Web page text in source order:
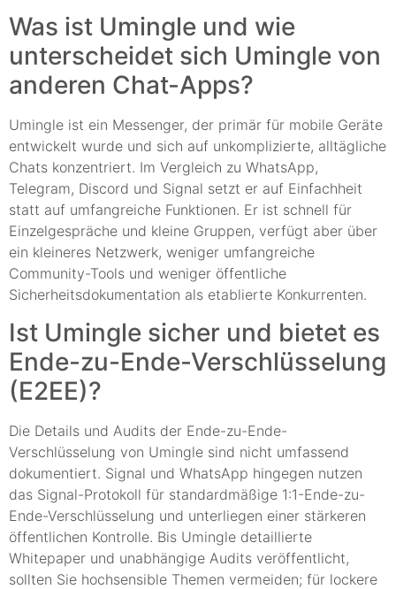
Was ist Umingle und wie
unterscheidet sich Umingle von
anderen Chat-Apps?
Umingle ist ein Messenger, der primär für mobile Geräte
entwickelt wurde und sich auf unkomplizierte, alltägliche
Chats konzentriert. Im Vergleich zu WhatsApp,
Telegram, Discord und Signal setzt er auf Einfachheit
statt auf umfangreiche Funktionen. Er ist schnell für
Einzelgespräche und kleine Gruppen, verfügt aber über
ein kleineres Netzwerk, weniger umfangreiche
Community-Tools und weniger öffentliche
Sicherheitsdokumentation als etablierte Konkurrenten.
Ist Umingle sicher und bietet es
Ende-zu-Ende-Verschlüsselung
(E2EE)?
Die Details und Audits der Ende-zu-Ende-
Verschlüsselung von Umingle sind nicht umfassend
dokumentiert. Signal und WhatsApp hingegen nutzen
das Signal-Protokoll für standardmäßige 1:1-Ende-zu-
Ende-Verschlüsselung und unterliegen einer stärkeren
öffentlichen Kontrolle. Bis Umingle detaillierte
Whitepaper und unabhängige Audits veröffentlicht,
sollten Sie hochsensible Themen vermeiden; für lockere